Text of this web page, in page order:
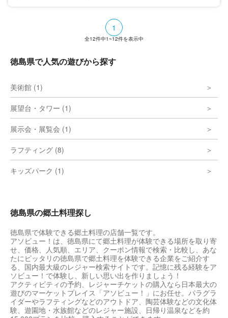
末期、山のきこりが谷川に石のかまどを築い
て手打ちうどんをゆで、そのまま釜を囲んで
食べていたのがはじまり。そのうち、このあ
るようになった。渓谷の河原で、かじかの声
1
全12件中1~12件を表示中
徳島県で人気の遊びから探す
美術館 (1)
展望台・タワー (1)
展示会・展覧会 (1)
ラフティング (8)
キッズパーク (1)
徳島県の郷土料理探し
徳島県で体験できる郷土料理の店舗一覧です。
アソビュー！は、徳島県にて郷土料理が体験できる場所を取り寄
せ、価格、人気順、エリア、クーポン情報で検索・比較し、あな
たにピッタリの徳島県で郷土料理を体験できる企業をご紹介す
る、国内最大級のレジャー検索サイトです。記憶に残る経験をア
ソビュー！で体験し、新しい思い出を作りましょう！
アクティビティの予約、レジャーチケットの購入なら日本最大の
遊びのマーケットプレイス「アソビュー！」にお任せ。パラグラ
イダーやラフティングなどのアウトドア、陶芸体験などの文化体
験、遊園地・水族館などのレジャー施設、日帰り温泉などを約